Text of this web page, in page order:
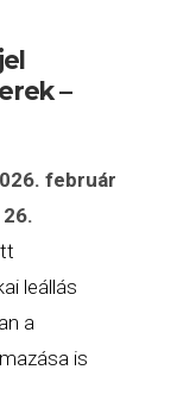
–
február
leállás
a
is